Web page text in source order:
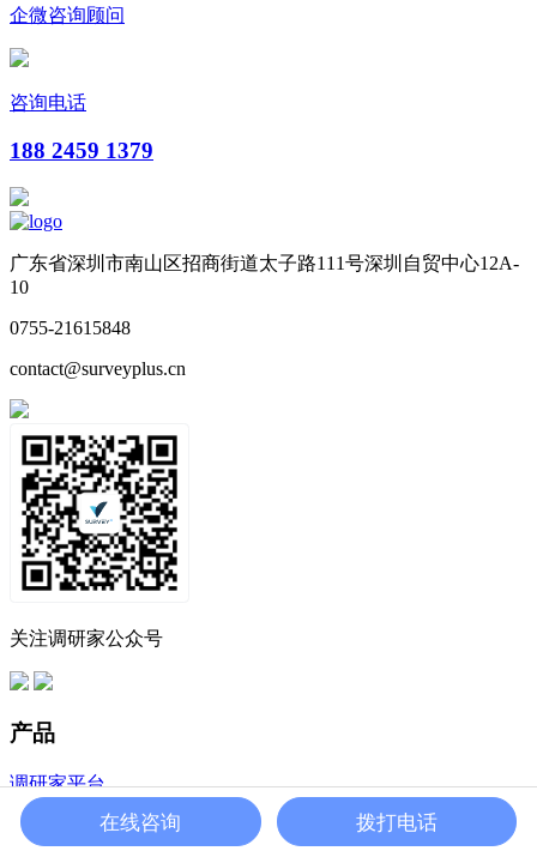
企微咨询顾问
咨询电话
188 2459 1379
广东省深圳市南山区招商街道太子路111号深圳自贸中心12A-
10
0755-21615848
contact@surveyplus.cn
关注调研家公众号
产品
调研家平台
调研家样本服务
在线咨询 拨打电话